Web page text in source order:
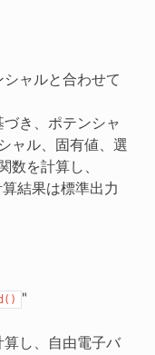
ャルと合わせて
き、ポテンシャ
ャル、固有値、選
数を計算し、
結果は標準出力
"
し、自由電子バ